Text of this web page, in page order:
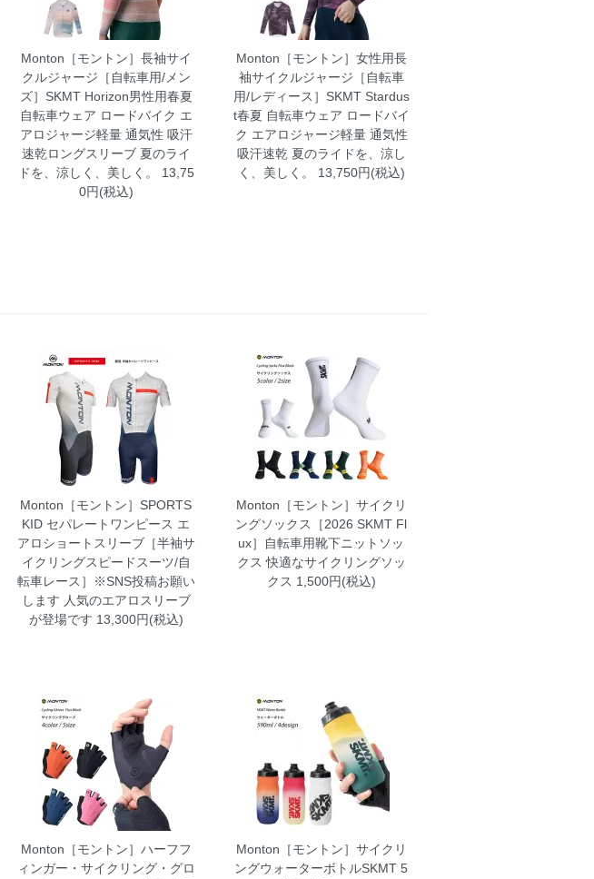
Monton［モントン］長袖サイ
クルジャージ［自転車用/メン
ズ］SKMT Horizon男性用春夏
自転車ウェア ロードバイク エ
アロジャージ軽量 通気性 吸汗
速乾ロングスリーブ夏のライ
ドを、涼しく、美しく。 13,75
0円(税込)
Monton［モントン］女性用長
袖サイクルジャージ［自転車
用/レディース］SKMT Stardus
t春夏 自転車ウェア ロードバイ
ク エアロジャージ軽量 通気性
吸汗速乾夏のライドを、涼し
く、美しく。 13,750円(税込)
Monton［モントン］SPORTS
KID セパレートワンピース エ
アロショートスリーブ［半袖サ
イクリングスピードスーツ/自
転車レース］※SNS投稿お願い
します 人気のエアロスリーブ
が登場です 13,300円(税込)
Monton［モントン］サイクリ
ングソックス［2026 SKMT Fl
ux］自転車用靴下ニットソッ
クス 快適なサイクリングソッ
クス 1,500円(税込)
Monton［モントン］ハーフフ
ィンガー・サイクリング・グロ
Monton［モントン］サイクリ
ングウォーターボトルSKMT 5